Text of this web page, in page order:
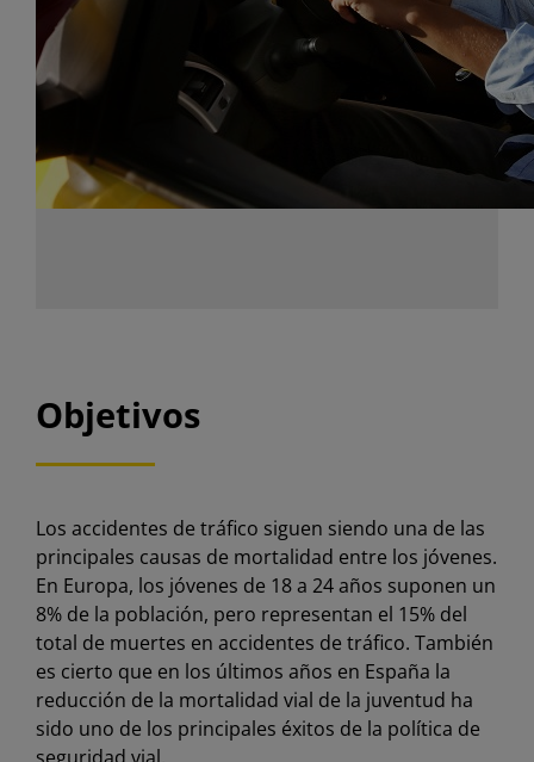
Objetivos
Los accidentes de tráfico siguen siendo una de las
principales causas de mortalidad entre los jóvenes.
En Europa, los jóvenes de 18 a 24 años suponen un
8% de la población, pero representan el 15% del
total de muertes en accidentes de tráfico. También
es cierto que en los últimos años en España la
reducción de la mortalidad vial de la juventud ha
sido uno de los principales éxitos de la política de